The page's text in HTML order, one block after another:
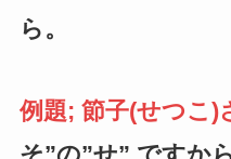
ら。
例題; 節子(せつこ